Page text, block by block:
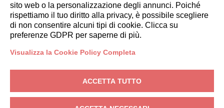
booking@italianway.house
+390286882952
P.IVA: 08839180968 - PMI Innovativa
Privacy-Condizioni-Cookies-Whistleblowing
sito web o la personalizzazione degli annunci. Poiché
rispettiamo il tuo diritto alla privacy, è possibile scegliere
di non consentire alcuni tipi di cookie. Clicca su
preferenze GDPR per saperne di più.
Visualizza la Cookie Policy Completa
ACCETTA TUTTO